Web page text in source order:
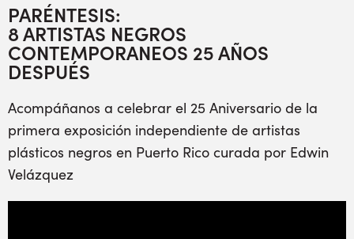
PARÉNTESIS:
8 ARTISTAS NEGROS
CONTEMPORANEOS 25 AÑOS
DESPUÉS
Acompáñanos a celebrar el 25 Aniversario de la
primera exposición independiente de artistas
plásticos negros en Puerto Rico curada por Edwin
Velázquez